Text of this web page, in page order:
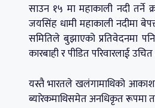
साउन १५ मा महाकाली नदी तर्ने
जयसिंह धामी महाकाली नदीमा
समितिले बुझाएको प्रतिवेदनमा
कारबाही र पीडित परिवारलाई
यस्तै भारतले खलंगामाथिको
ब्यारेकमाथिसमेत अनधिकृत रूपमा